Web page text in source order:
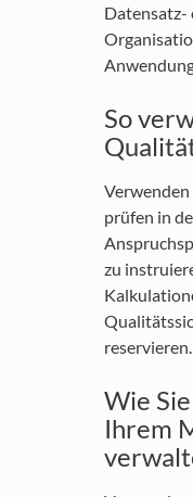
Datensatz-
So
prüfen in
zu
reservieren.
Wie
Ihrem